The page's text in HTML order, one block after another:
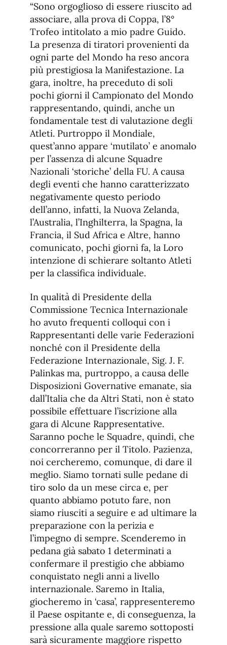
“Sono orgoglioso di essere riuscito ad
associare, alla prova di Coppa, l’8°
Trofeo intitolato a mio padre Guido.
La presenza di tiratori provenienti da
ogni parte del Mondo ha reso ancora
più prestigiosa la Manifestazione. La
gara, inoltre, ha preceduto di soli
pochi giorni il Campionato del Mondo
rappresentando, quindi, anche un
fondamentale test di valutazione degli
Atleti. Purtroppo il Mondiale,
quest’anno appare ‘mutilato’ e anomalo
per l’assenza di alcune Squadre
Nazionali ‘storiche’ della FU. A causa
degli eventi che hanno caratterizzato
negativamente questo periodo
dell’anno, infatti, la Nuova Zelanda,
l’Australia, l’Inghilterra, la Spagna, la
Francia, il Sud Africa e Altre, hanno
comunicato, pochi giorni fa, la Loro
intenzione di schierare soltanto Atleti
per la classifica individuale.
In qualità di Presidente della
Commissione Tecnica Internazionale
ho avuto frequenti colloqui con i
Rappresentanti delle varie Federazioni
nonché con il Presidente della
Federazione Internazionale, Sig. J. F.
Palinkas ma, purtroppo, a causa delle
Disposizioni Governative emanate, sia
dall’Italia che da Altri Stati, non è stato
possibile effettuare l’iscrizione alla
gara di Alcune Rappresentative.
Saranno poche le Squadre, quindi, che
concorreranno per il Titolo. Pazienza,
noi cercheremo, comunque, di dare il
meglio. Siamo tornati sulle pedane di
tiro solo da un mese circa e, per
quanto abbiamo potuto fare, non
siamo riusciti a seguire e ad ultimare la
preparazione con la perizia e
l’impegno di sempre. Scenderemo in
pedana già sabato 1 determinati a
confermare il prestigio che abbiamo
conquistato negli anni a livello
internazionale. Saremo in Italia,
giocheremo in ‘casa’, rappresenteremo
il Paese ospitante e, di conseguenza, la
pressione alla quale saremo sottoposti
sarà sicuramente maggiore rispetto